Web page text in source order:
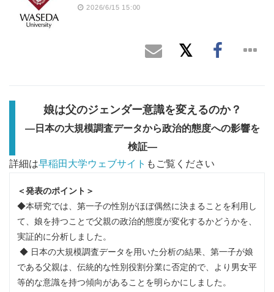
2026/6/15 15:00
娘は父のジェンダー意識を変えるのか？
―日本の大規模調査データから政治的態度への影響を
検証―
詳細は早稲田大学ウェブサイト もご覧ください
＜発表のポイント＞
◆本研究では、第一子の性別がほぼ偶然に決まることを利用し
て、娘を持つことで父親の政治的態度が変化するかどうかを、
実証的に分析しました。
◆ 日本の大規模調査データを用いた分析の結果、第一子が娘
である父親は、伝統的な性別役割分業に否定的で、より男女平
等的な意識を持つ傾向があることを明らかにしました。